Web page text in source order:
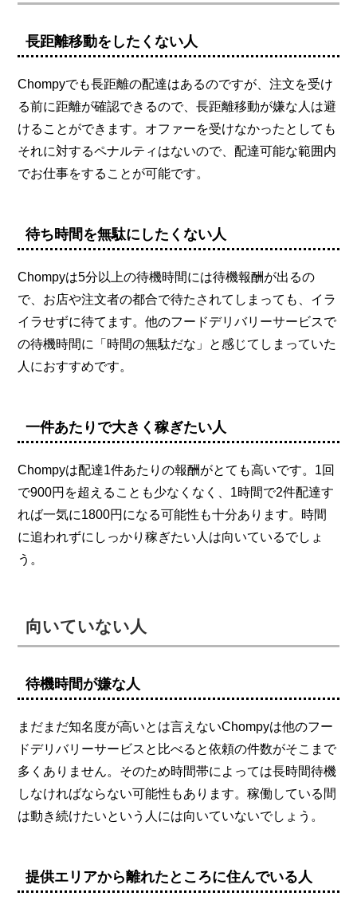
長距離移動をしたくない人
Chompyでも長距離の配達はあるのですが、注文を受け
る前に距離が確認できるので、長距離移動が嫌な人は避
けることができます。オファーを受けなかったとしても
それに対するペナルティはないので、配達可能な範囲内
でお仕事をすることが可能です。
待ち時間を無駄にしたくない人
Chompyは5分以上の待機時間には待機報酬が出るの
で、お店や注文者の都合で待たされてしまっても、イラ
イラせずに待てます。他のフードデリバリーサービスで
の待機時間に「時間の無駄だな」と感じてしまっていた
人におすすめです。
一件あたりで大きく稼ぎたい人
Chompyは配達1件あたりの報酬がとても高いです。1回
で900円を超えることも少なくなく、1時間で2件配達す
れば一気に1800円になる可能性も十分あります。時間
に追われずにしっかり稼ぎたい人は向いているでしょ
う。
向いていない人
待機時間が嫌な人
まだまだ知名度が高いとは言えないChompyは他のフー
ドデリバリーサービスと比べると依頼の件数がそこまで
多くありません。そのため時間帯によっては長時間待機
しなければならない可能性もあります。稼働している間
は動き続けたいという人には向いていないでしょう。
提供エリアから離れたところに住んでいる人